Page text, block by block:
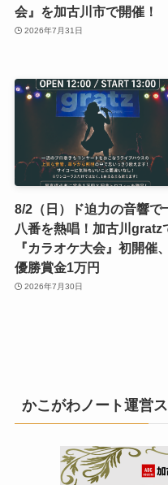
会』を加古川市で開催！
2026年7月31日
8/2（日）ド迫力の音響で
八番を熱唱！加古川gratz
『カラオケ大会』初開催、
優勝賞金1万円
2026年7月30日
かこがわノート運営